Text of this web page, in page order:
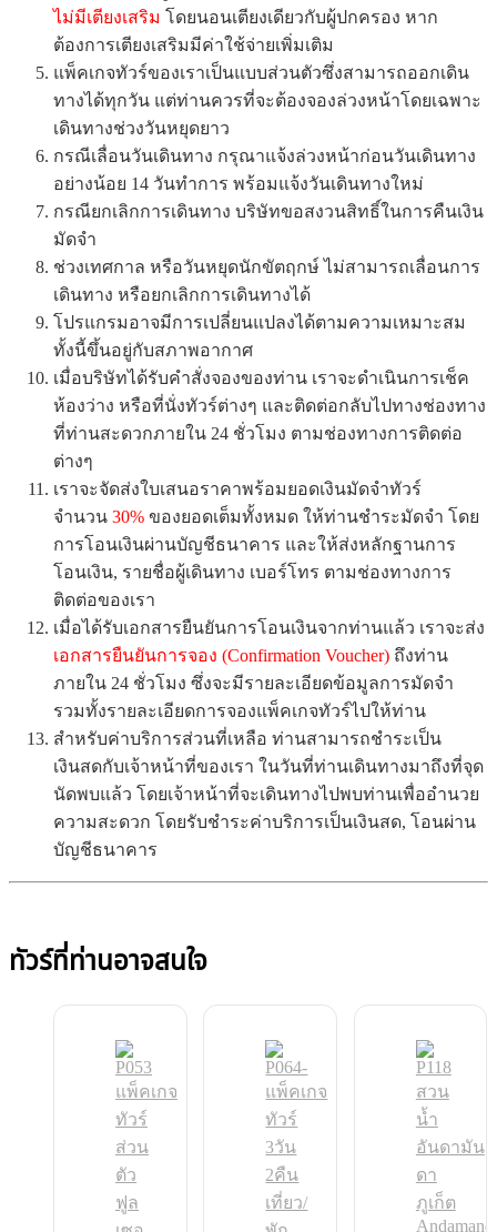
ไม่มีเตียงเสริม โดยนอนเตียงเดียวกับผู้ปกครอง หาก
ต้องการเตียงเสริมมีค่าใช้จ่ายเพิ่มเติม
แพ็คเกจทัวร์ของเราเป็นแบบส่วนตัวซึ่งสามารถออกเดิน
ทางได้ทุกวัน แต่ท่านควรที่จะต้องจองล่วงหน้าโดยเฉพาะ
เดินทางช่วงวันหยุดยาว
กรณีเลื่อนวันเดินทาง กรุณาแจ้งล่วงหน้าก่อนวันเดินทาง
อย่างน้อย 14 วันทำการ พร้อมแจ้งวันเดินทางใหม่
กรณียกเลิกการเดินทาง บริษัทขอสงวนสิทธิ์ในการคืนเงิน
มัดจำ
ช่วงเทศกาล หรือวันหยุดนักขัตฤกษ์ ไม่สามารถเลื่อนการ
เดินทาง หรือยกเลิกการเดินทางได้
โปรแกรมอาจมีการเปลี่ยนแปลงได้ตามความเหมาะสม
ทั้งนี้ขึ้นอยู่กับสภาพอากาศ
เมื่อบริษัทได้รับคำสั่งจองของท่าน เราจะดำเนินการเช็ค
ห้องว่าง หรือที่นั่งทัวร์ต่างๆ และติดต่อกลับไปทางช่องทาง
ที่ท่านสะดวกภายใน 24 ชั่วโมง ตามช่องทางการติดต่อ
ต่างๆ
เราจะจัดส่งใบเสนอราคาพร้อมยอดเงินมัดจำทัวร์
จำนวน 30% ของยอดเต็มทั้งหมด ให้ท่านชำระมัดจำ โดย
การโอนเงินผ่านบัญชีธนาคาร และให้ส่งหลักฐานการ
โอนเงิน, รายชื่อผู้เดินทาง เบอร์โทร ตามช่องทางการ
ติดต่อของเรา
เมื่อได้รับเอกสารยืนยันการโอนเงินจากท่านแล้ว เราจะส่ง
เอกสารยืนยันการจอง (Confirmation Voucher) ถึงท่าน
ภายใน 24 ชั่วโมง ซึ่งจะมีรายละเอียดข้อมูลการมัดจำ
รวมทั้งรายละเอียดการจองแพ็คเกจทัวร์ไปให้ท่าน
สำหรับค่าบริการส่วนที่เหลือ ท่านสามารถชำระเป็น
เงินสดกับเจ้าหน้าที่ของเรา ในวันที่ท่านเดินทางมาถึงที่จุด
นัดพบแล้ว โดยเจ้าหน้าที่จะเดินทางไปพบท่านเพื่ออำนวย
ความสะดวก โดยรับชำระค่าบริการเป็นเงินสด, โอนผ่าน
บัญชีธนาคาร
ทัวร์ที่ท่านอาจสนใจ